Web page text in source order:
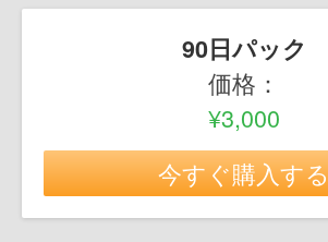
90日パック
価格：
¥3,000
今すぐ購入す